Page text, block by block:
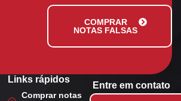
COMPRAR
NOTAS FALSAS
Links rápidos
Comprar notas
Entre em contato